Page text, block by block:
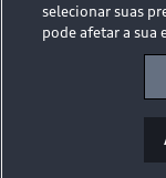
Audi Collection
selecionar suas
pode afetar a sua